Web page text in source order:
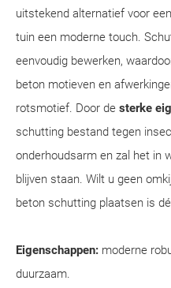
uitstekend alternatief voor
tuin een moderne touch.
eenvoudig bewerken,
beton motieven en
rotsmotief. Door de sterke
schutting bestand tegen
onderhoudsarm en zal het in
blijven staan. Wilt u geen
beton schutting plaatsen is
Eigenschappen: moderne
duurzaam.